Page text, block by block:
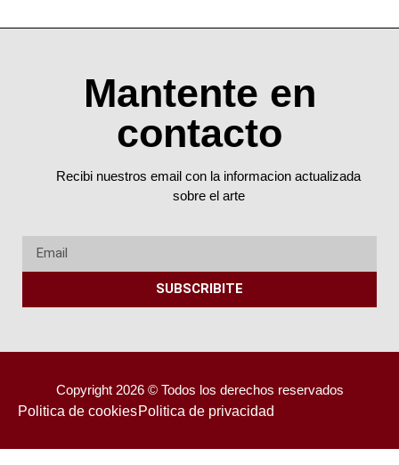
Mantente en
contacto
Recibi nuestros email con la informacion actualizada
sobre el arte
SUBSCRIBITE
Copyright 2026 © Todos los derechos reservados
Politica de cookiesPolitica de privacidad